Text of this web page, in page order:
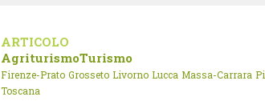
ARTICOLO
AgriturismoTurismo
Firenze-Prato Grosseto Livorno Lucca Massa-Carrara
Toscana